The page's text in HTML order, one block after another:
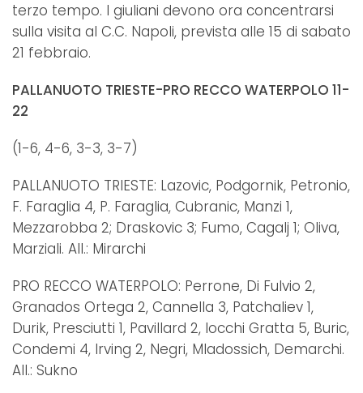
terzo tempo. I giuliani devono ora concentrarsi
sulla visita al C.C. Napoli, prevista alle 15 di sabato
21 febbraio.
PALLANUOTO TRIESTE-PRO RECCO WATERPOLO 11-
22
(1-6, 4-6, 3-3, 3-7)
PALLANUOTO TRIESTE: Lazovic, Podgornik, Petronio,
F. Faraglia 4, P. Faraglia, Cubranic, Manzi 1,
Mezzarobba 2; Draskovic 3; Fumo, Cagalj 1; Oliva,
Marziali. All.: Mirarchi
PRO RECCO WATERPOLO: Perrone, Di Fulvio 2,
Granados Ortega 2, Cannella 3, Patchaliev 1,
Durik, Presciutti 1, Pavillard 2, Iocchi Gratta 5, Buric,
Condemi 4, Irving 2, Negri, Mladossich, Demarchi.
All.: Sukno